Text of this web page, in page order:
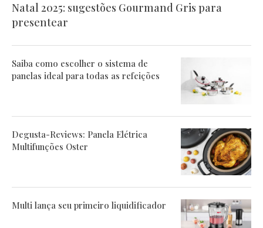
Natal 2025: sugestões Gourmand Gris para
presentear
Saiba como escolher o sistema de
panelas ideal para todas as refeições
Degusta-Reviews: Panela Elétrica
Multifunções Oster
Multi lança seu primeiro liquidificador